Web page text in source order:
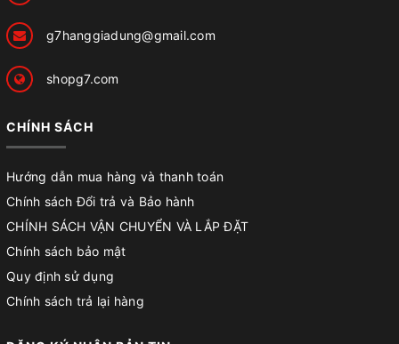
g7hanggiadung@gmail.com
shopg7.com
CHÍNH SÁCH
Hướng dẫn mua hàng và thanh toán
Chính sách Đổi trả và Bảo hành
CHÍNH SÁCH VẬN CHUYỂN VÀ LẮP ĐẶT
Chính sách bảo mật
Quy định sử dụng
Chính sách trả lại hàng